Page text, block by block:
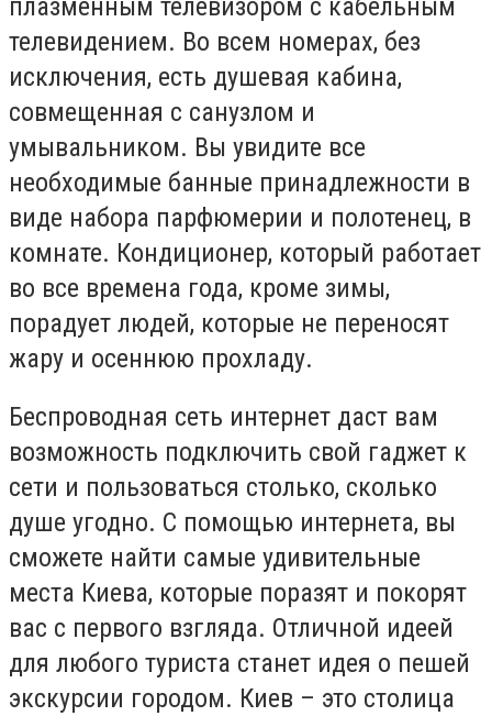
телевидением. Во всем номерах, без
исключения, есть душевая кабина,
совмещенная с санузлом и
умывальником. Вы увидите все
необходимые банные принадлежности в
виде набора парфюмерии и полотенец, в
комнате. Кондиционер, который работает
во все времена года, кроме зимы,
порадует людей, которые не переносят
жару и осеннюю прохладу.
Беспроводная сеть интернет даст вам
возможность подключить свой гаджет к
сети и пользоваться столько, сколько
душе угодно. С помощью интернета, вы
сможете найти самые удивительные
места Киева, которые поразят и покорят
вас с первого взгляда. Отличной идеей
для любого туриста станет идея о пешей
экскурсии городом. Киев – это столица